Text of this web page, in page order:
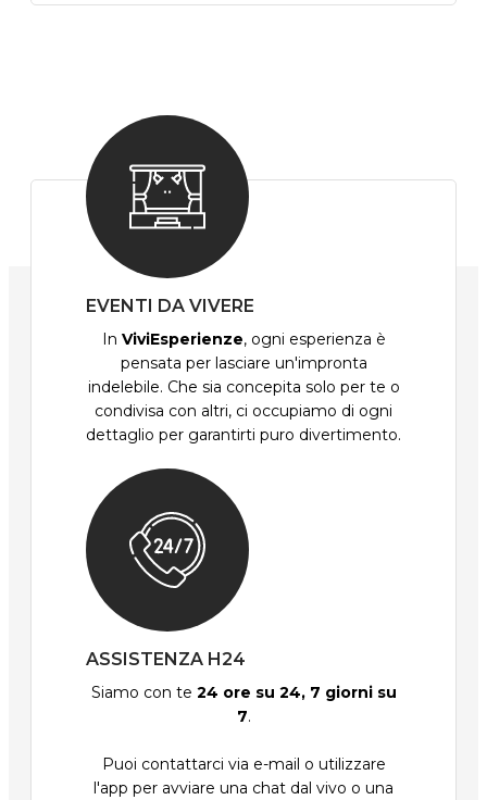
EVENTI DA VIVERE
In ViviEsperienze, ogni esperienza è
pensata per lasciare un'impronta
indelebile. Che sia concepita solo per te o
condivisa con altri, ci occupiamo di ogni
dettaglio per garantirti puro divertimento.
ASSISTENZA H24
Siamo con te 24 ore su 24, 7 giorni su
7.
Puoi contattarci via e-mail o utilizzare
l'app per avviare una chat dal vivo o una